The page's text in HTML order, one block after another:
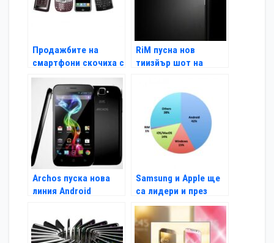
Продажбите на
смартфони скочиха с
47 процента
RiM пусна нов
тиизйър шот на
Archos пуска нова
линия Android
Samsung и Apple ще
са лидери и през
2014 г.